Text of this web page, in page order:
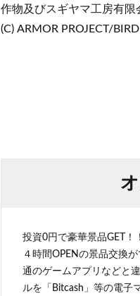
作物及びスギヤマ工房有
(C) ARMOR PROJECT/
投資0円で豪華景品GET！
４時間OPENの景品交換
通のゲームアプリなどと
ルを「Bitcash」等の電子